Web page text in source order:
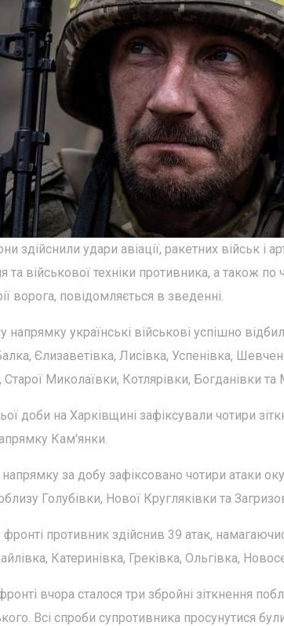
здійснили удари авіації, ракетних військ і
та військової техніки противника, а також
ворога, повідомляється в зведенні.
українські військові успішно
Єлизаветівка, Лисівка, Успенівка,
Миколаївки, Котлярівки, Богданівки та
доби на Харківщині зафіксували чотири
Кам'янки.
за добу зафіксовано чотири атаки
Голубівки, Нової Кругляківки та
противник здійснив 39 атак,
Катеринівка, Греківка, Ольгівка,
вчора сталося три збройні зіткнення
Всі спроби супротивника просунутися